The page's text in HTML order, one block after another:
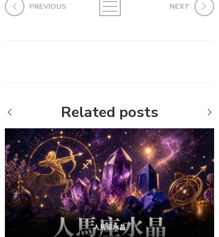
PREVIOUS NEXT
Related posts